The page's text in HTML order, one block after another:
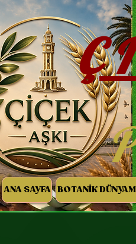
ANA SAYFA BOTANİK